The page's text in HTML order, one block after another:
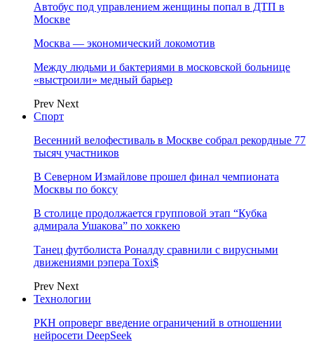
Автобус под управлением женщины попал в ДТП в
Москве
Москва — экономический локомотив
Между людьми и бактериями в московской больнице
«выстроили» медный барьер
Prev Next
Спорт
Весенний велофестиваль в Москве собрал рекордные 77
тысяч участников
В Северном Измайлове прошел финал чемпионата
Москвы по боксу
В столице продолжается групповой этап “Кубка
адмирала Ушакова” по хоккею
Танец футболиста Роналду сравнили с вирусными
движениями рэпера Toxi$
Prev Next
Технологии
РКН опроверг введение ограничений в отношении
нейросети DeepSeek